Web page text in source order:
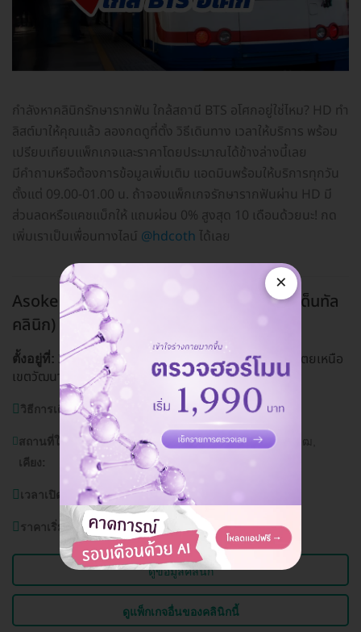
กำลังหาคลินิกรักษารากฟัน ใกล้สถานี BTS อโศกอยู่ใช่ไหม? HD ทำ
ลิสต์มาให้คุณแล้ว ลองกดดูที่ตั้ง วิธีเดินทาง เวลาให้บริการ พร้อม
เปรียบเทียบแพ็กเกจและราคาโดยประมาณได้ข้างล่างนี้เลย
มีคำถามหรือต้องการข้อมูลเพิ่มเติม แอดมินพร้อมให้บริการทุกวัน
ตั้งแต่ 09.00-01.00 น. ถ้าจองแพ็กเกจรักษารากฟันผ่าน HD มี
ส่วนลดหรือแคชแบ็กให้ แถมผ่อน 0% สูงสุด 10 เดือนด้วยนะ! กด
เพิ่มเราเป็นเพื่อนทางไลน์ @hdcoth ได้เลย
Asoke Montri Dental Clinic (อโศกมนตรีเด็นทัล
คลินิก)
BTS อโศก, MRT สุขุมวิท
ตั้งอยู่ที่: 38/8 ซ. สุขุมวิท 21 ถ. อโศกมนตรี แขวง คลองเตยเหนือ
เขตวัฒนา กรุงเทพมหานคร 10110
ดูแผนที่คลินิก
วิธีการเดินทาง:BTS อโศก, MRT สุขุมวิท, รถเมล์สาย 185
สถานที่ใกล้
เคียง:
โรงเรียนสาธิตมหาวิทยาลัยศรีนครินทรวิโรฒ,
Terminal 21
เวลาเปิดบริการ:วันจันทร์-อาทิตย์ (ทุกวัน) 8.30-20.00 น.
ราคาเริ่มต้นที่ 35,000 บาท
ดูข้อมูลคลินิก
ดูแพ็กเกจอื่นของคลินิกนี้
×